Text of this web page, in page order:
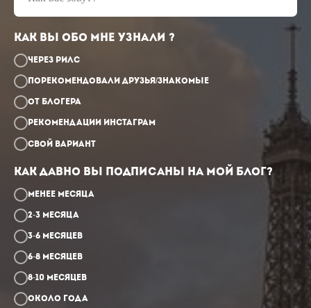
Как вы обо мне узнали ?
через рилс
порекомендовали друзья/знакомые
от блогера
рекомендации инстаграм
Свой вариант
Как давно вы подписаны на мой блог?
Менее месяца
2-3 месяца
3-6 месяцев
6-8 месяцев
8-10 месяцев
Около года